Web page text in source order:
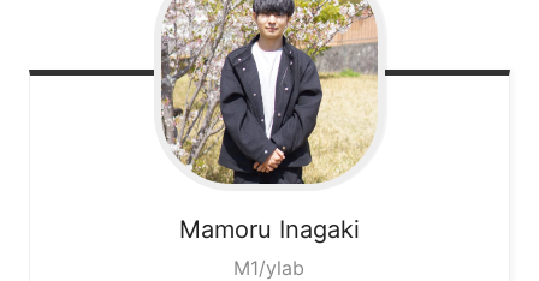
Mamoru Inagaki
M1/ylab